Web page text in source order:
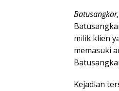
milik klien
memasuki
Kejadian